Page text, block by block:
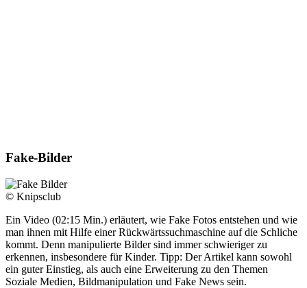
Fake-Bilder
© Knipsclub
Ein Video (02:15 Min.) erläutert, wie Fake Fotos entstehen und wie
man ihnen mit Hilfe einer Rückwärtssuchmaschine auf die Schliche
kommt. Denn manipulierte Bilder sind immer schwieriger zu
erkennen, insbesondere für Kinder. Tipp: Der Artikel kann sowohl
ein guter Einstieg, als auch eine Erweiterung zu den Themen
Soziale Medien, Bildmanipulation und Fake News sein.